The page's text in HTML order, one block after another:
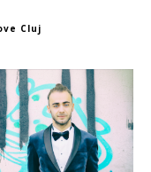
Cluj